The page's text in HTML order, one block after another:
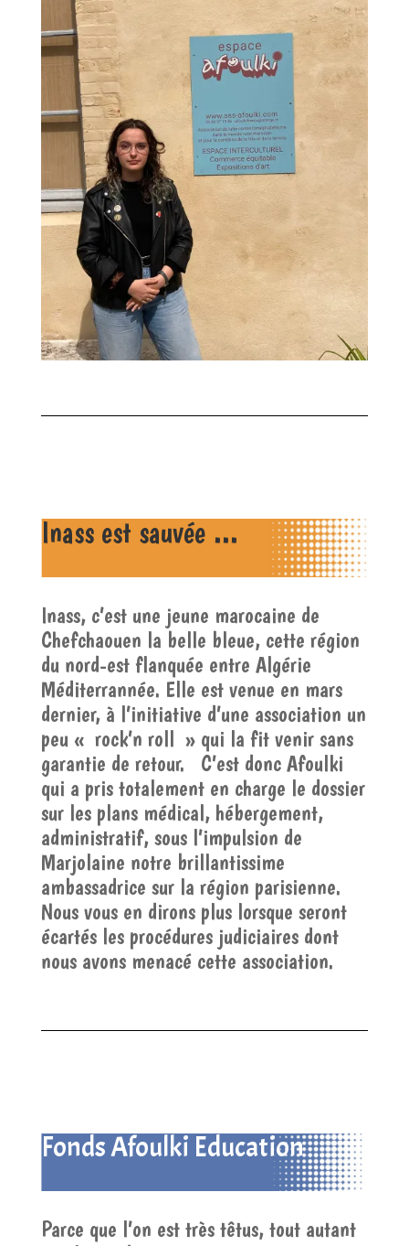
Inass est sauvée …
Inass, c’est une jeune marocaine de
Chefchaouen la belle bleue, cette région
du nord-est flanquée entre Algérie
Méditerrannée. Elle est venue en mars
dernier, à l’initiative d’une association un
peu « rock’n roll » qui la fit venir sans
garantie de retour. C’est donc Afoulki
qui a pris totalement en charge le dossier
sur les plans médical, hébergement,
administratif, sous l’impulsion de
Marjolaine notre brillantissime
ambassadrice sur la région parisienne.
Nous vous en dirons plus lorsque seront
écartés les procédures judiciaires dont
nous avons menacé cette association.
Fonds Afoulki Education
Parce que l’on est très têtus, tout autant